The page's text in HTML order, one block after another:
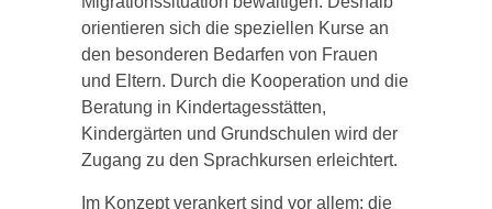
orientieren sich die speziellen Kurse an
den besonderen Bedarfen von Frauen
und Eltern. Durch die Kooperation und die
Beratung in Kindertagesstätten,
Kindergärten und Grundschulen wird der
Zugang zu den Sprachkursen erleichtert.
Im Konzept verankert sind vor allem: die